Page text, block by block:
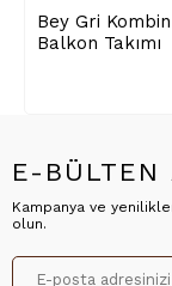
Gri Kombin
Takımı
E-BÜLTEN
Kampanya ve
olun.